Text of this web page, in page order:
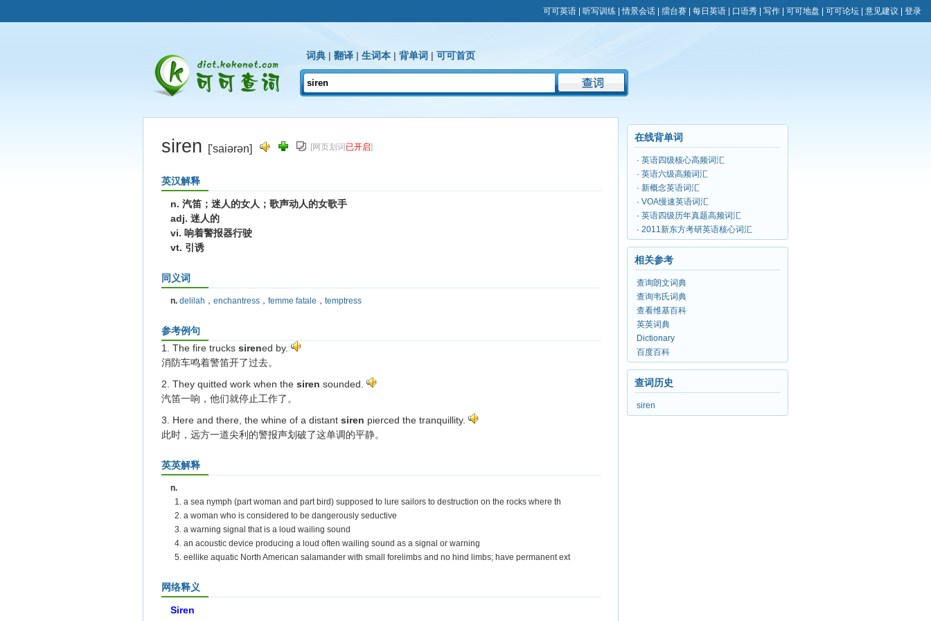
可可英语 听写训练 |情景会话 擂台赛 每日英语 口语秀 写作 可可地盘 可可论坛 意见建议 登录
词典 | 翻译 | 生词本 | 背单词 | 可可首页
siren ['saiərən] [网页划词 已开启]
英汉解释
n. 汽笛；迷人的女人；歌声动人的女歌手
adj. 迷人的
vi. 响着警报器行驶
vt. 引诱
同义词
n. delilah ， enchantress ， femme fatale ， temptress
参考例句
1. The fire trucks sirened by.
消防车鸣着警笛开了过去。
2. They quitted work when the siren sounded.
汽笛一响，他们就停止工作了。
3. Here and there, the whine of a distant siren pierced the tranquillity.
此时，远方一道尖利的警报声划破了这单调的平静。
英英解释
n.
1. a sea nymph (part woman and part bird) supposed to lure sailors to destruction on the rocks where th
2. a woman who is considered to be dangerously seductive
3. a warning signal that is a loud wailing sound
4. an acoustic device producing a loud often wailing sound as a signal or warning
5. eellike aquatic North American salamander with small forelimbs and no hind limbs; have permanent ext
网络释义
Siren
在线背单词
· 英语四级核心高频词汇
· 英语六级高频词汇
· 新概念英语词汇
· VOA慢速英语词汇
· 英语四级历年真题高频词汇
· 2011新东方考研英语核心词汇
相关参考
查询朗文词典
查询韦氏词典
查看维基百科
英英词典
Dictionary
百度百科
查词历史
siren